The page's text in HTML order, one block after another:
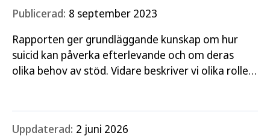
Publicerad: 8 september 2023
Rapporten ger grundläggande kunskap om hur
suicid kan påverka efterlevande och om deras
olika behov av stöd. Vidare beskriver vi olika roller
Uppdaterad: 2 juni 2026